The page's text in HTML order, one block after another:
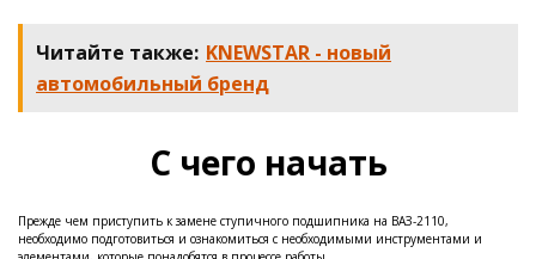
Читайте также: KNEWSTAR - новый
автомобильный бренд
С чего начать
Прежде чем приступить к замене ступичного подшипника на ВАЗ-2110,
необходимо подготовиться и ознакомиться с необходимыми инструментами и